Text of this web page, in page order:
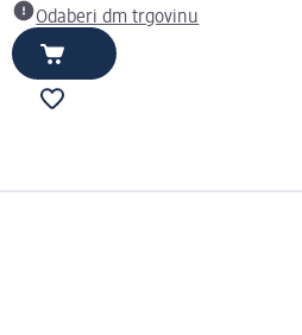
Odaberi dm trgovinu